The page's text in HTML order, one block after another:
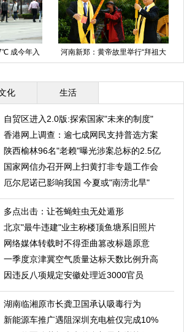
成今年入
天
河南新郑：黄帝故里举行“拜祖大
典”
化 生活
自贸区进入2.0版:探索国家"未来的制度"
香港网上调查：逾七成网民支持普选方案
陕西榆林96名"老赖"曝光涉案总标的2.5亿
国家网信办召开网上扫黄打非专题工作会
厄尔尼诺已影响我国 今夏或"南涝北旱"
多点出击：让苍蝇蛀虫无处遁形
北京"最牛违建"业主称楼顶鱼塘系旧照片
网络媒体转载时不得歪曲篡改标题原意
一季度京津冀空气质量达标天数比例升高
因违反八项规定安徽处理近3000官员
湖南临湘原市长龚卫国承认吸毒行为
新能源车推广遇阻深圳充电桩仅完成10%